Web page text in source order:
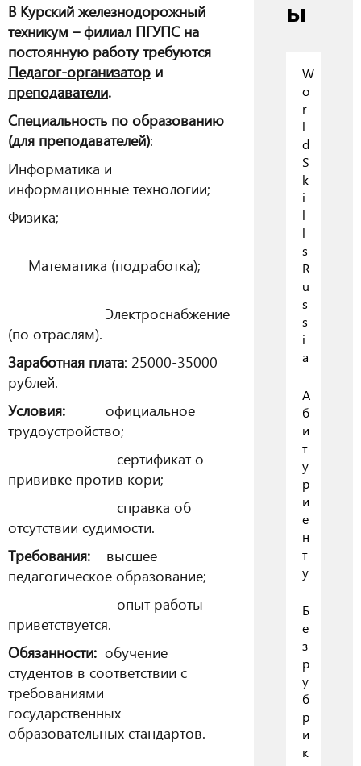
В Курский железнодорожный
техникум – филиал ПГУПС на
постоянную работу требуются
Педагог-организатор и
преподаватели.
Специальность по образованию
(для преподавателей):
Информатика и
информационные технологии;
Физика;
Математика (подработка);
Электроснабжение
(по отраслям).
Заработная плата: 25000-35000
рублей.
Условия: официальное
трудоустройство;
сертификат о
прививке против кори;
справка об
отсутствии судимости.
Требования: высшее
педагогическое образование;
опыт работы
приветствуется.
Обязанности: обучение
студентов в соответствии с
требованиями
государственных
образовательных стандартов.
ы
W
o
r
l
d
S
k
i
l
l
s
R
u
s
s
i
a
А
б
и
т
у
р
и
е
н
т
у
Б
е
з
р
у
б
р
и
к